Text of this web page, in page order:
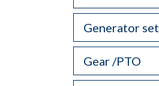
Generator set
Gear /PTO